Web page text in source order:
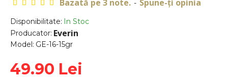
Disponibilitate: In Stoc
Producator: Everin
Model: GE-16-15gr
Bazată pe 3 note. - Spune-ţi opinia
49.90 Lei